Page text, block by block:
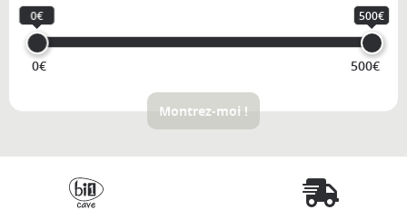
0€ 500€
0€ 500€
Montrez-moi !